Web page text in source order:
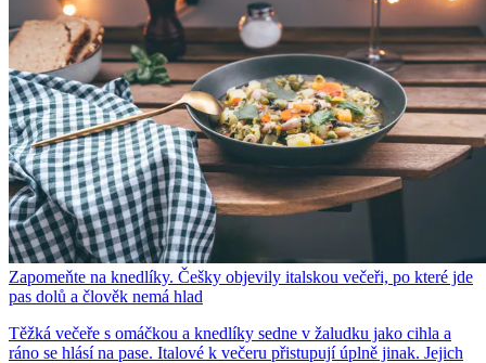
Zapomeňte na knedlíky. Češky objevily italskou večeři, po které jde
pas dolů a člověk nemá hlad
Těžká večeře s omáčkou a knedlíky sedne v žaludku jako cihla a
ráno se hlásí na pase. Italové k večeru přistupují úplně jinak. Jejich